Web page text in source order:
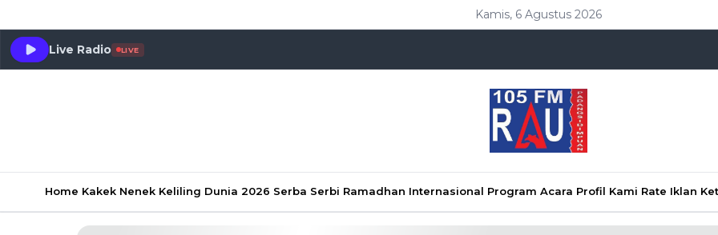
Kamis, 6 Agustus 2026
Live Radio LIVE
Home Kakek Nenek Keliling Dunia 2026 Serba Serbi Ramadhan Internasional Program Acara Profil Kami Rate Iklan